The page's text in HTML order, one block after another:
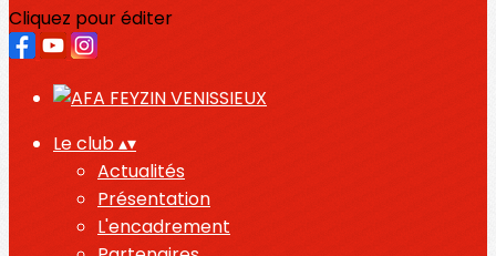
Cliquez pour éditer
Le club▴▾
Actualités
Présentation
L'encadrement